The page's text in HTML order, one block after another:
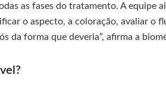
as fases do tratamento. A equipe
o aspecto, a coloração, avaliar o
da forma que deveria”, afirma a